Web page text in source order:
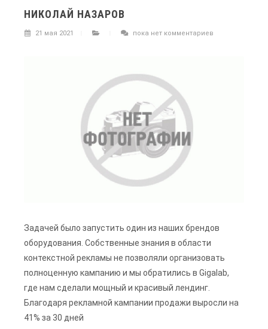
НИКОЛАЙ НАЗАРОВ
21 мая 2021 пока нет комментариев
Задачей было запустить один из наших брендов
оборудования. Собственные знания в области
контекстной рекламы не позволяли организовать
полноценную кампанию и мы обратились в Gigalab,
где нам сделали мощный и красивый лендинг.
Благодаря рекламной кампании продажи выросли на
41% за 30 дней